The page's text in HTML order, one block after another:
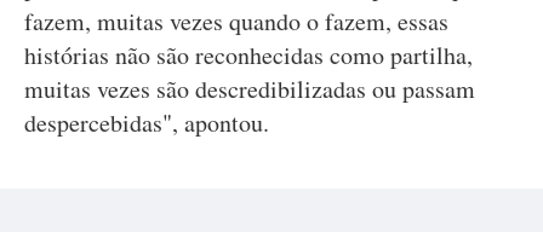
fazem, muitas vezes quando o fazem, essas
histórias não são reconhecidas como partilha,
muitas vezes são descredibilizadas ou passam
despercebidas", apontou.